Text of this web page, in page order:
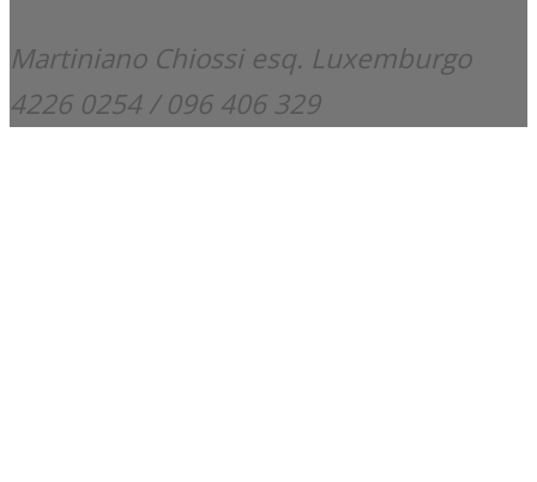
Martiniano Chiossi esq. Luxemburgo
4226 0254 / 096 406 329